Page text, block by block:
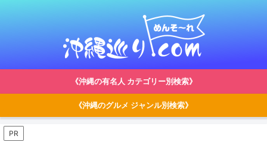
《沖縄の有名人 カテゴリー別検索》
《沖縄のグルメ ジャンル別検索》
PR